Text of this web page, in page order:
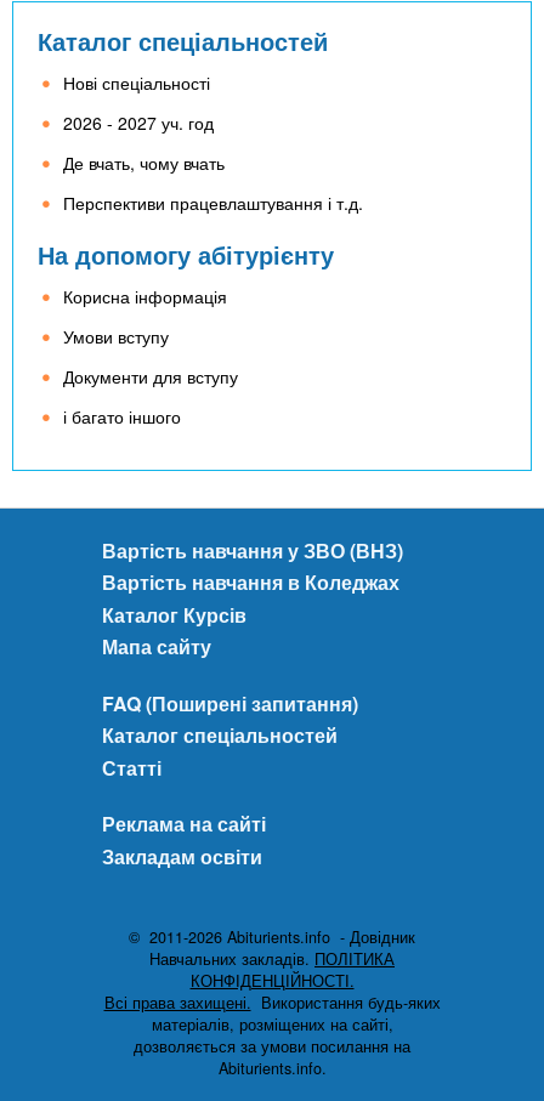
Каталог спеціальностей
Нові спеціальності
2026 - 2027 уч. год
Де вчать, чому вчать
Перспективи працевлаштування і т.д.
На допомогу абітурієнту
Корисна інформація
Умови вступу
Документи для вступу
і багато іншого
Вартість навчання у ЗВО (ВНЗ)
Вартість навчання в Коледжах
Каталог Курсів
Мапа сайту
FAQ (Поширені запитання)
Каталог спеціальностей
Статті
Реклама на сайті
Закладам освіти
© 2011-2026 Abiturients.info - Довідник
Навчальних закладів. ПОЛІТИКА
КОНФІДЕНЦІЙНОСТІ.
Всі права захищені. Використання будь-яких
матеріалів, розміщених на сайті,
дозволяється за умови посилання на
Abiturients.info.